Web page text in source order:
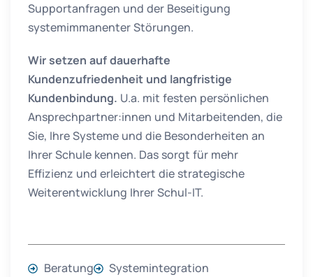
Supportanfragen und der Beseitigung
systemimmanenter Störungen.
Wir setzen auf dauerhafte
Kundenzufriedenheit und langfristige
Kundenbindung. U.a. mit festen persönlichen
Ansprechpartner:innen und Mitarbeitenden, die
Sie, Ihre Systeme und die Besonderheiten an
Ihrer Schule kennen. Das sorgt für mehr
Effizienz und erleichtert die strategische
Weiterentwicklung Ihrer Schul-IT.
Beratung
Systemintegration